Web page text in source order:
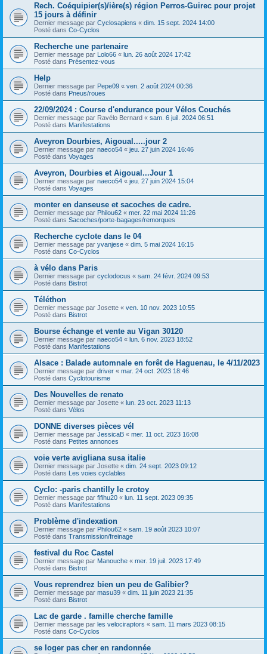
Rech. Coéquipier(s)/ière(s) région Perros-Guirec pour projet
15 jours à définir
Dernier message par Cyclosapiens « dim. 15 sept. 2024 14:00
Posté dans Co-Cyclos
Recherche une partenaire
Dernier message par Lolo66 « lun. 26 août 2024 17:42
Posté dans Présentez-vous
Help
Dernier message par Pepe09 « ven. 2 août 2024 00:36
Posté dans Pneus/roues
22/09/2024 : Course d'endurance pour Vélos Couchés
Dernier message par Ravélo Bernard « sam. 6 juil. 2024 06:51
Posté dans Manifestations
Aveyron Dourbies, Aigoual.....jour 2
Dernier message par naeco54 « jeu. 27 juin 2024 16:46
Posté dans Voyages
Aveyron, Dourbies et Aigoual...Jour 1
Dernier message par naeco54 « jeu. 27 juin 2024 15:04
Posté dans Voyages
monter en danseuse et sacoches de cadre.
Dernier message par Philou62 « mer. 22 mai 2024 11:26
Posté dans Sacoches/porte-bagages/remorques
Recherche cyclote dans le 04
Dernier message par yvanjese « dim. 5 mai 2024 16:15
Posté dans Co-Cyclos
à vélo dans Paris
Dernier message par cyclodocus « sam. 24 févr. 2024 09:53
Posté dans Bistrot
Téléthon
Dernier message par Josette « ven. 10 nov. 2023 10:55
Posté dans Bistrot
Bourse échange et vente au Vigan 30120
Dernier message par naeco54 « lun. 6 nov. 2023 18:52
Posté dans Manifestations
Alsace : Balade automnale en forêt de Haguenau, le 4/11/2023
Dernier message par driver « mar. 24 oct. 2023 18:46
Posté dans Cyclotourisme
Des Nouvelles de renato
Dernier message par Josette « lun. 23 oct. 2023 11:13
Posté dans Vélos
DONNE diverses pièces vél
Dernier message par JessicaB « mer. 11 oct. 2023 16:08
Posté dans Petites annonces
voie verte avigliana susa italie
Dernier message par Josette « dim. 24 sept. 2023 09:12
Posté dans Les voies cyclables
Cyclo: -paris chantilly le crotoy
Dernier message par fifihu20 « lun. 11 sept. 2023 09:35
Posté dans Manifestations
Problème d'indexation
Dernier message par Philou62 « sam. 19 août 2023 10:07
Posté dans Transmission/freinage
festival du Roc Castel
Dernier message par Manouche « mer. 19 juil. 2023 17:49
Posté dans Bistrot
Vous reprendrez bien un peu de Galibier?
Dernier message par masu39 « dim. 11 juin 2023 21:35
Posté dans Bistrot
Lac de garde . famille cherche famille
Dernier message par les velociraptors « sam. 11 mars 2023 08:15
Posté dans Co-Cyclos
se loger pas cher en randonnée